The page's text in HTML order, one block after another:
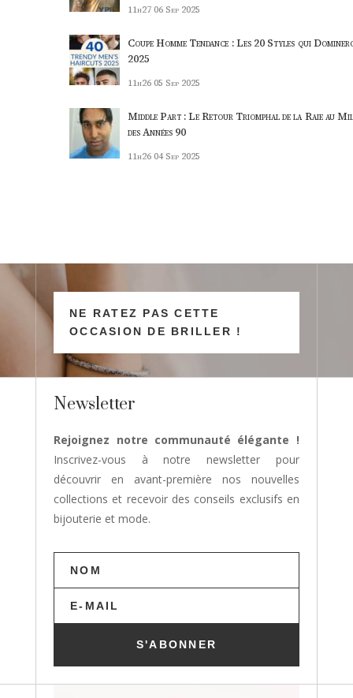
11h27 06 Sep 2025
Coupe Homme Tendance : Les 20 Styles qui
2025
11h26 05 Sep 2025
Middle Part : Le Retour Triomphal de la Raie au
des Années 90
11h26 04 Sep 2025
NE RATEZ PAS CETTE
OCCASION DE BRILLER !
Newsletter
Rejoignez notre communauté élégante !
Inscrivez-vous à notre newsletter pour
découvrir en avant-première nos nouvelles
collections et recevoir des conseils exclusifs en
bijouterie et mode.
S'ABONNER